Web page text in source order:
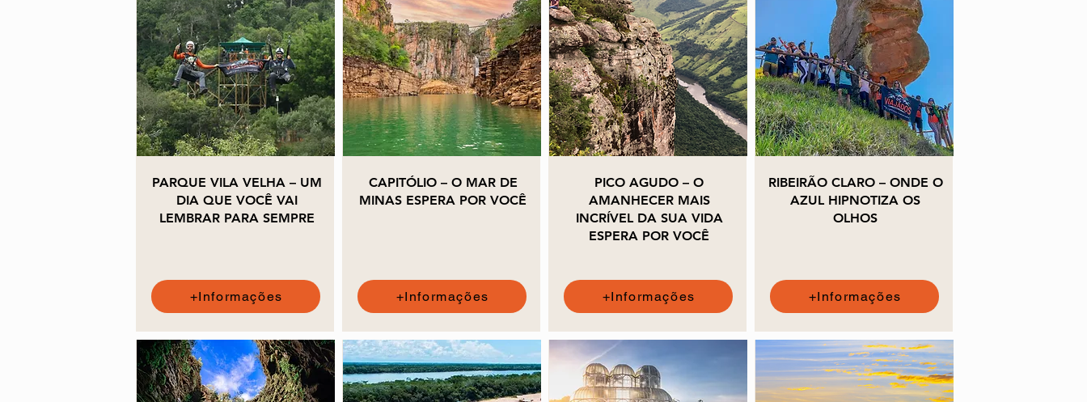
PARQUE VILA VELHA – UM
DIA QUE VOCÊ VAI
LEMBRAR PARA SEMPRE
+Informações
CAPITÓLIO – O MAR DE
MINAS ESPERA POR VOCÊ
+Informações
PICO AGUDO – O
AMANHECER MAIS
INCRÍVEL DA SUA VIDA
ESPERA POR VOCÊ
+Informações
RIBEIRÃO CLARO – ONDE O
AZUL HIPNOTIZA OS
OLHOS
+Informações